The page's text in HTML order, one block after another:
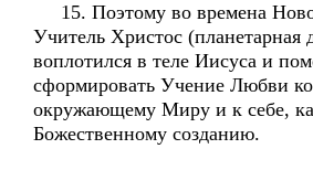
15. Поэтому во времена
Учитель Христос (планетарная
воплотился в теле Иисуса и
сформировать Учение Любви
окружающему Миру и к себе,
Божественному созданию.